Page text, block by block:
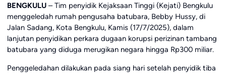
BENGKULU– Tim penyidik Kejaksaan Tinggi (Kejati) Bengkulu
menggeledah rumah pengusaha batubara, Bebby Hussy, di
Jalan Sadang, Kota Bengkulu, Kamis (17/7/2025), dalam
lanjutan penyidikan perkara dugaan korupsi perizinan tambang
batubara yang diduga merugikan negara hingga Rp300 miliar.
Penggeledahan dilakukan pada siang hari setelah penyidik tiba